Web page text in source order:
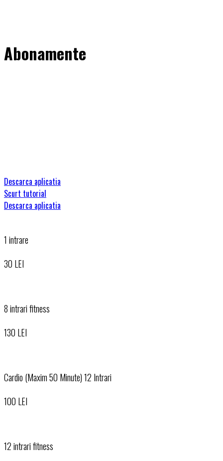
Abonamente
Descarca aplicatia
Scurt tutorial
Descarca aplicatia
1 intrare
30 LEI
8 intrari fitness
130 LEI
Cardio (Maxim 50 Minute) 12 Intrari
100 LEI
12 intrari fitness